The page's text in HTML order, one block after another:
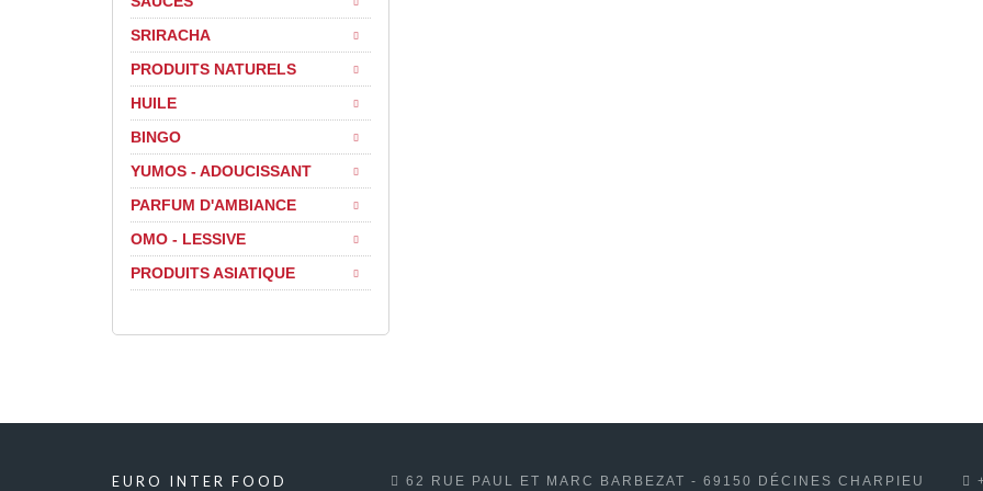
SRIRACHA
PRODUITS NATURELS
HUILE
BINGO
YUMOS - ADOUCISSANT
PARFUM D'AMBIANCE
OMO - LESSIVE
PRODUITS ASIATIQUE
EURO INTER FOOD 62 RUE PAUL ET MARC BARBEZAT - 69150 DÉCINES CHARPIEU